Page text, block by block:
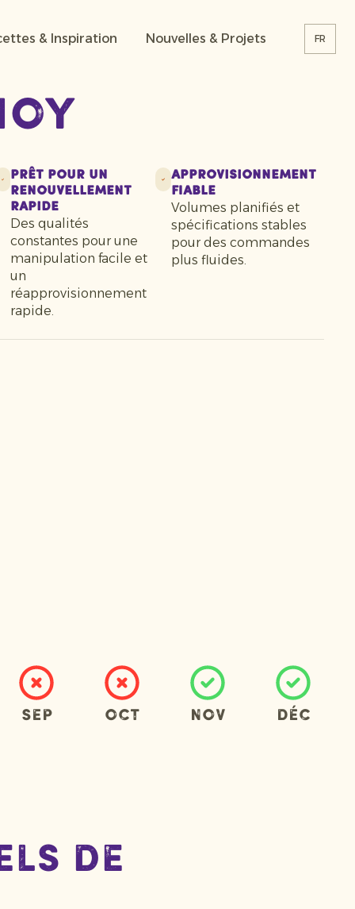
FR
& Inspiration Nouvelles & Projets
Prêt pour un
renouvellement
rapide
Des qualités
constantes pour une
manipulation facile et
un
réapprovisionnement
rapide.
Approvisionnement
fiable
Volumes planifiés et
spécifications stables
pour des commandes
plus fluides.
Sep Oct Nov Déc
de